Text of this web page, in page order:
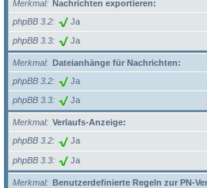
Merkmal
Nachrichten exportieren:
phpBB 3.2
Ja
phpBB 3.3 Ja
Merkmal
Dateianhänge für Nachrichten:
phpBB 3.2
Ja
phpBB 3.3 Ja
Merkmal
Verlaufs-Anzeige:
phpBB 3.2
Ja
phpBB 3.3 Ja
Merkmal
Benutzerdefinierte Regeln zur PN-